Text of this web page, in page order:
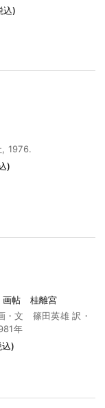
込)
, 1976.
)
画帖 桂離宮
・文 篠田英雄 訳・
年
)